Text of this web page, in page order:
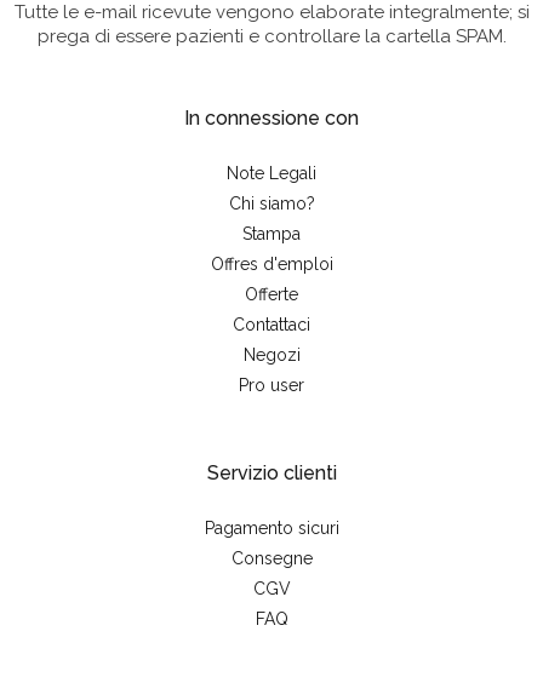
Tutte le e-mail ricevute vengono elaborate integralmente; si
prega di essere pazienti e controllare la cartella SPAM.
In connessione con
Note Legali
Chi siamo?
Stampa
Offres d'emploi
Offerte
Contattaci
Negozi
Pro user
Servizio clienti
Pagamento sicuri
Consegne
CGV
FAQ